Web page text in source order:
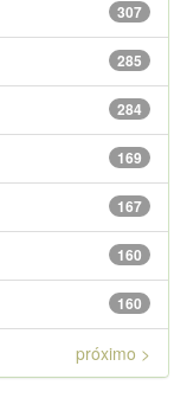
307
285
284
169
167
160
160
próximo >